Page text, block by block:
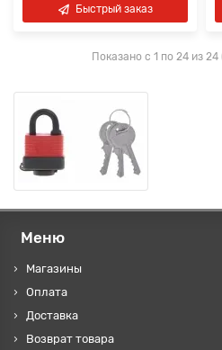
Быстрый заказ
Показано с 1 по 24 из 24
Меню
Магазины
Оплата
Доставка
Возврат товара